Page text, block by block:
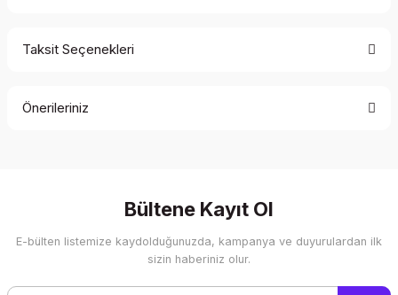
Taksit Seçenekleri
Önerileriniz
Görüş ve önerileriniz için teşekkür ederiz.
Ürün resmi kalitesiz, bozuk veya görüntülenemiyor.
Bültene Kayıt Ol
E-bülten listemize kaydolduğunuzda, kampanya ve duyurulardan ilk
sizin haberiniz olur.